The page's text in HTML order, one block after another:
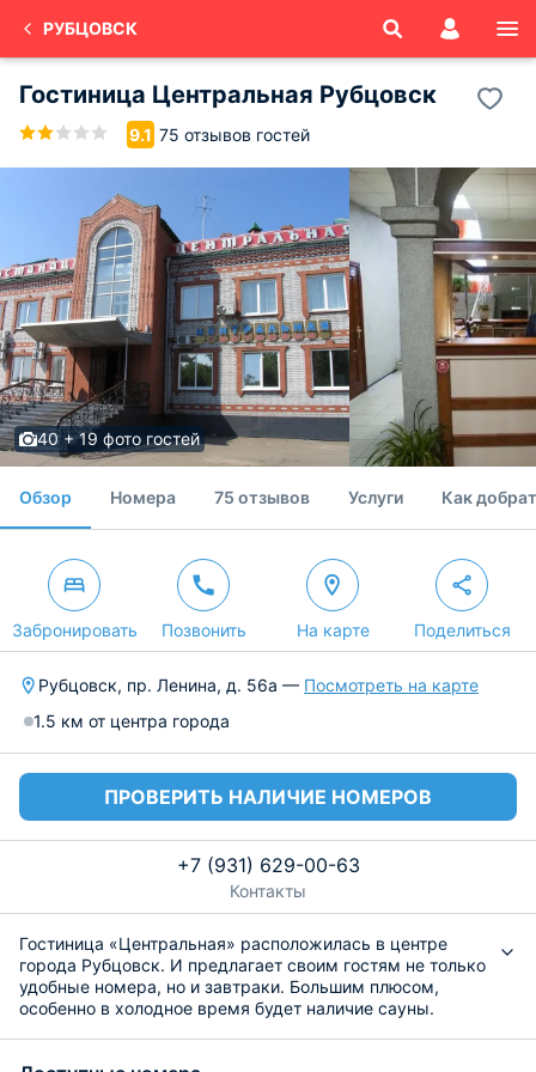
РУБЦОВСК
Гостиница Центральная Рубцовск
9.1 75 отзывов гостей
40 + 19 фото гостей
Обзор Номера 75 отзывов Услуги Как
Забронировать Позвонить На карте Поделиться
Рубцовск, пр. Ленина, д. 56а — Посмотреть на карте
1.5 км от центра города
ПРОВЕРИТЬ НАЛИЧИЕ НОМЕРОВ
+7 (931) 629-00-63
Контакты
Гостиница «Центральная» расположилась в центре
города Рубцовск. И предлагает своим гостям не только
удобные номера, но и завтраки. Большим плюсом,
особенно в холодное время будет наличие сауны.